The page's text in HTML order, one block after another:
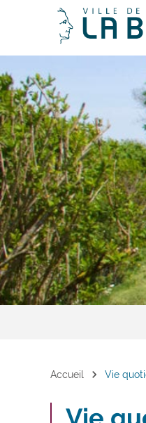
Accueil chevron_right Vie